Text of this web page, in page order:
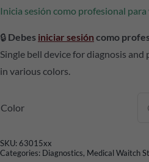
Inicia sesión como profesional para
🔒 Debes iniciar sesión como
Single bell device for diagnosis and
in various colors.
Color
SKU:63015xx
Categories: Diagnostics, Medical Waitch